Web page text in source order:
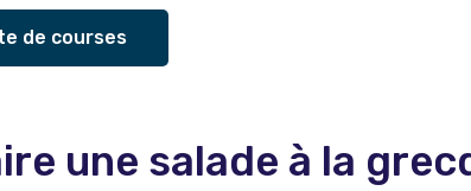
de courses
une salade à la